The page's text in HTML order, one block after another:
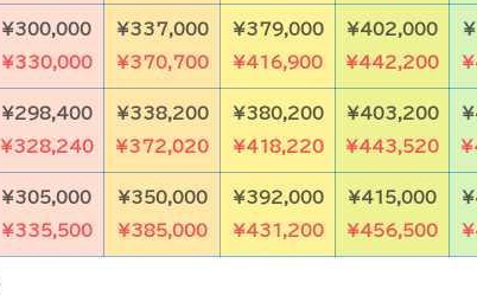
¥300,000
¥330,000
¥337,000
¥370,700
¥379,000
¥416,900
¥402,000
¥442,200
¥298,400
¥328,240
¥338,200
¥372,020
¥380,200
¥418,220
¥403,200
¥443,520
¥305,000
¥335,500
¥350,000
¥385,000
¥392,000
¥431,200
¥415,000
¥456,500